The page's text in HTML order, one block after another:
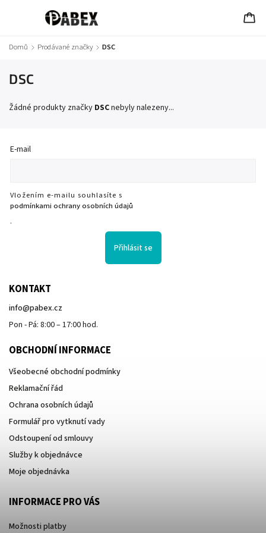
Domů / Prodávané značky / DSC
DSC
Žádné produkty značky DSCnebyly nalezeny...
E-mail
Vložením e-mailu souhlasíte s
podmínkami ochrany osobních údajů
.
Přihlásit se
KONTAKT
info@pabex.cz
Pon - Pá: 8:00 – 17:00 hod.
OBCHODNÍ INFORMACE
Všeobecné obchodní podmínky
Reklamační řád
Ochrana osobních údajů
Formulář pro vytknutí vady
Odstoupení od smlouvy
Služby k objednávce
Moje objednávka
INFORMACE PRO VÁS
Možnosti platby